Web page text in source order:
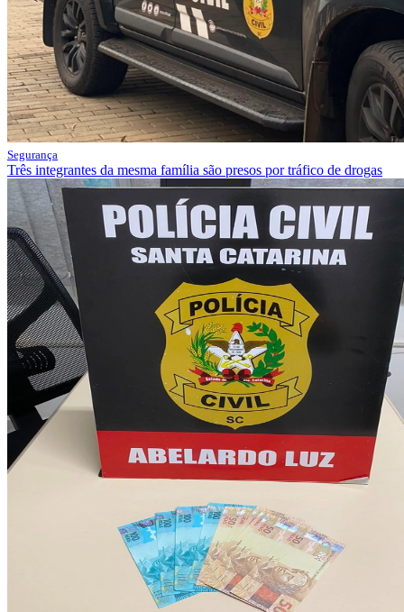
Segurança
Três integrantes da mesma família são presos por tráfico de drogas